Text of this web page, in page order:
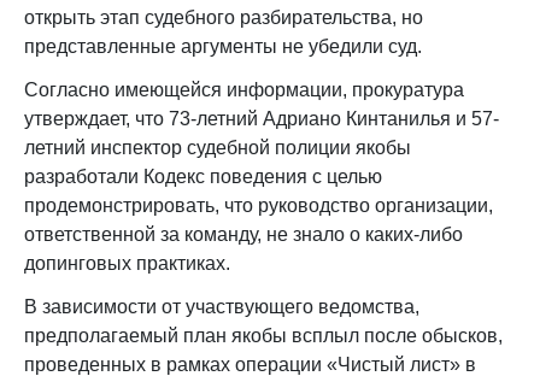
открыть этап судебного разбирательства, но
представленные аргументы не убедили суд.
Согласно имеющейся информации, прокуратура
утверждает, что 73-летний Адриано Кинтанилья и 57-
летний инспектор судебной полиции якобы
разработали Кодекс поведения с целью
продемонстрировать, что руководство организации,
ответственной за команду, не знало о каких-либо
допинговых практиках.
В зависимости от участвующего ведомства,
предполагаемый план якобы всплыл после обысков,
проведенных в рамках операции «Чистый лист» в